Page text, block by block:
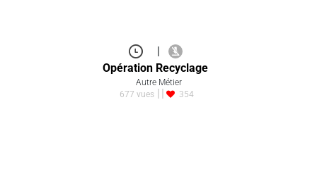
|
Opération Recyclage
Autre Métier
677 vues
354